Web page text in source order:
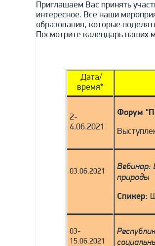
Приглашаем Вас принять
интересное. Все наши
образования, которые
Посмотрите календарь наших
Дата/
время*
2-
4.06.2021
Форум
03.06.2021
Вебинар:
природы
Спикер:
03-
15.06.2021